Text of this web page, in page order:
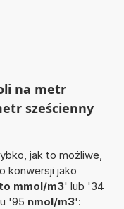
na metr
sześcienny
jak to możliwe,
konwersji jako
mmol/m3' lub '34
'95 nmol/m3':